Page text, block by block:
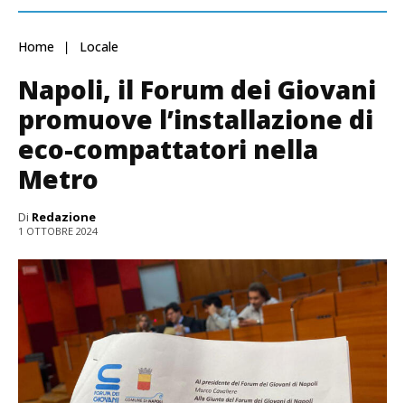
Home Locale
Napoli, il Forum dei Giovani
promuove l’installazione di
eco-compattatori nella
Metro
Di Redazione
1 OTTOBRE 2024